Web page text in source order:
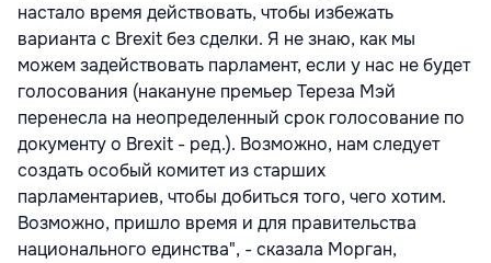
настало время действовать, чтобы избежать
варианта с Brexit без сделки. Я не знаю, как мы
можем задействовать парламент, если у нас не будет
голосования (накануне премьер Тереза Мэй
перенесла на неопределенный срок голосование по
документу о Brexit - ред.). Возможно, нам следует
создать особый комитет из старших
парламентариев, чтобы добиться того, чего хотим.
Возможно, пришло время и для правительства
национального единства", - сказала Морган,